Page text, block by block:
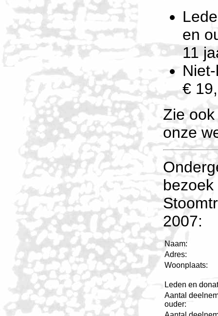
en
11
€
Zie
onze
2007:
Naam:
Adres:
Woonplaats:
Leden en
Aantal
ouder: